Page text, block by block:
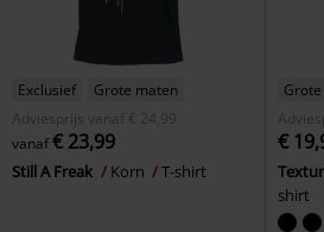
Exclusief
Grote maten
Adviesprijs
vanaf € 24,99
vanaf€ 23,99
Still A Freak Korn T-shirt
€
shirt